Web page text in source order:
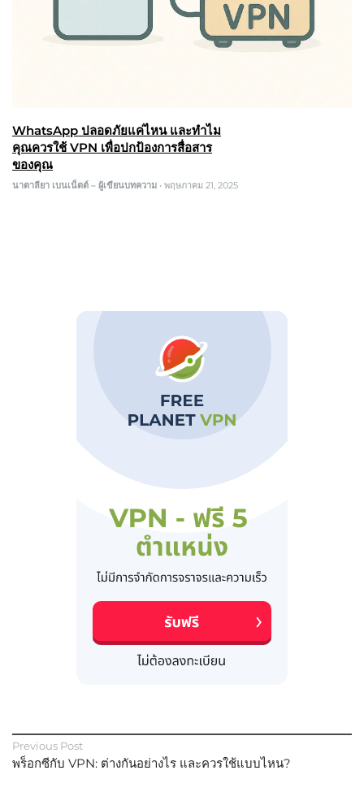
WhatsApp ปลอดภัยแค่ไหน และทำไม
คุณควรใช้ VPN เพื่อปกป้องการสื่อสาร
ของคุณ
นาตาลียา เบนเน็ตต์ – ผู้เขียนบทความ • พฤษภาคม 21, 2025
Previous Post
พร็อกซีกับ VPN: ต่างกันอย่างไร และควรใช้แบบไหน?